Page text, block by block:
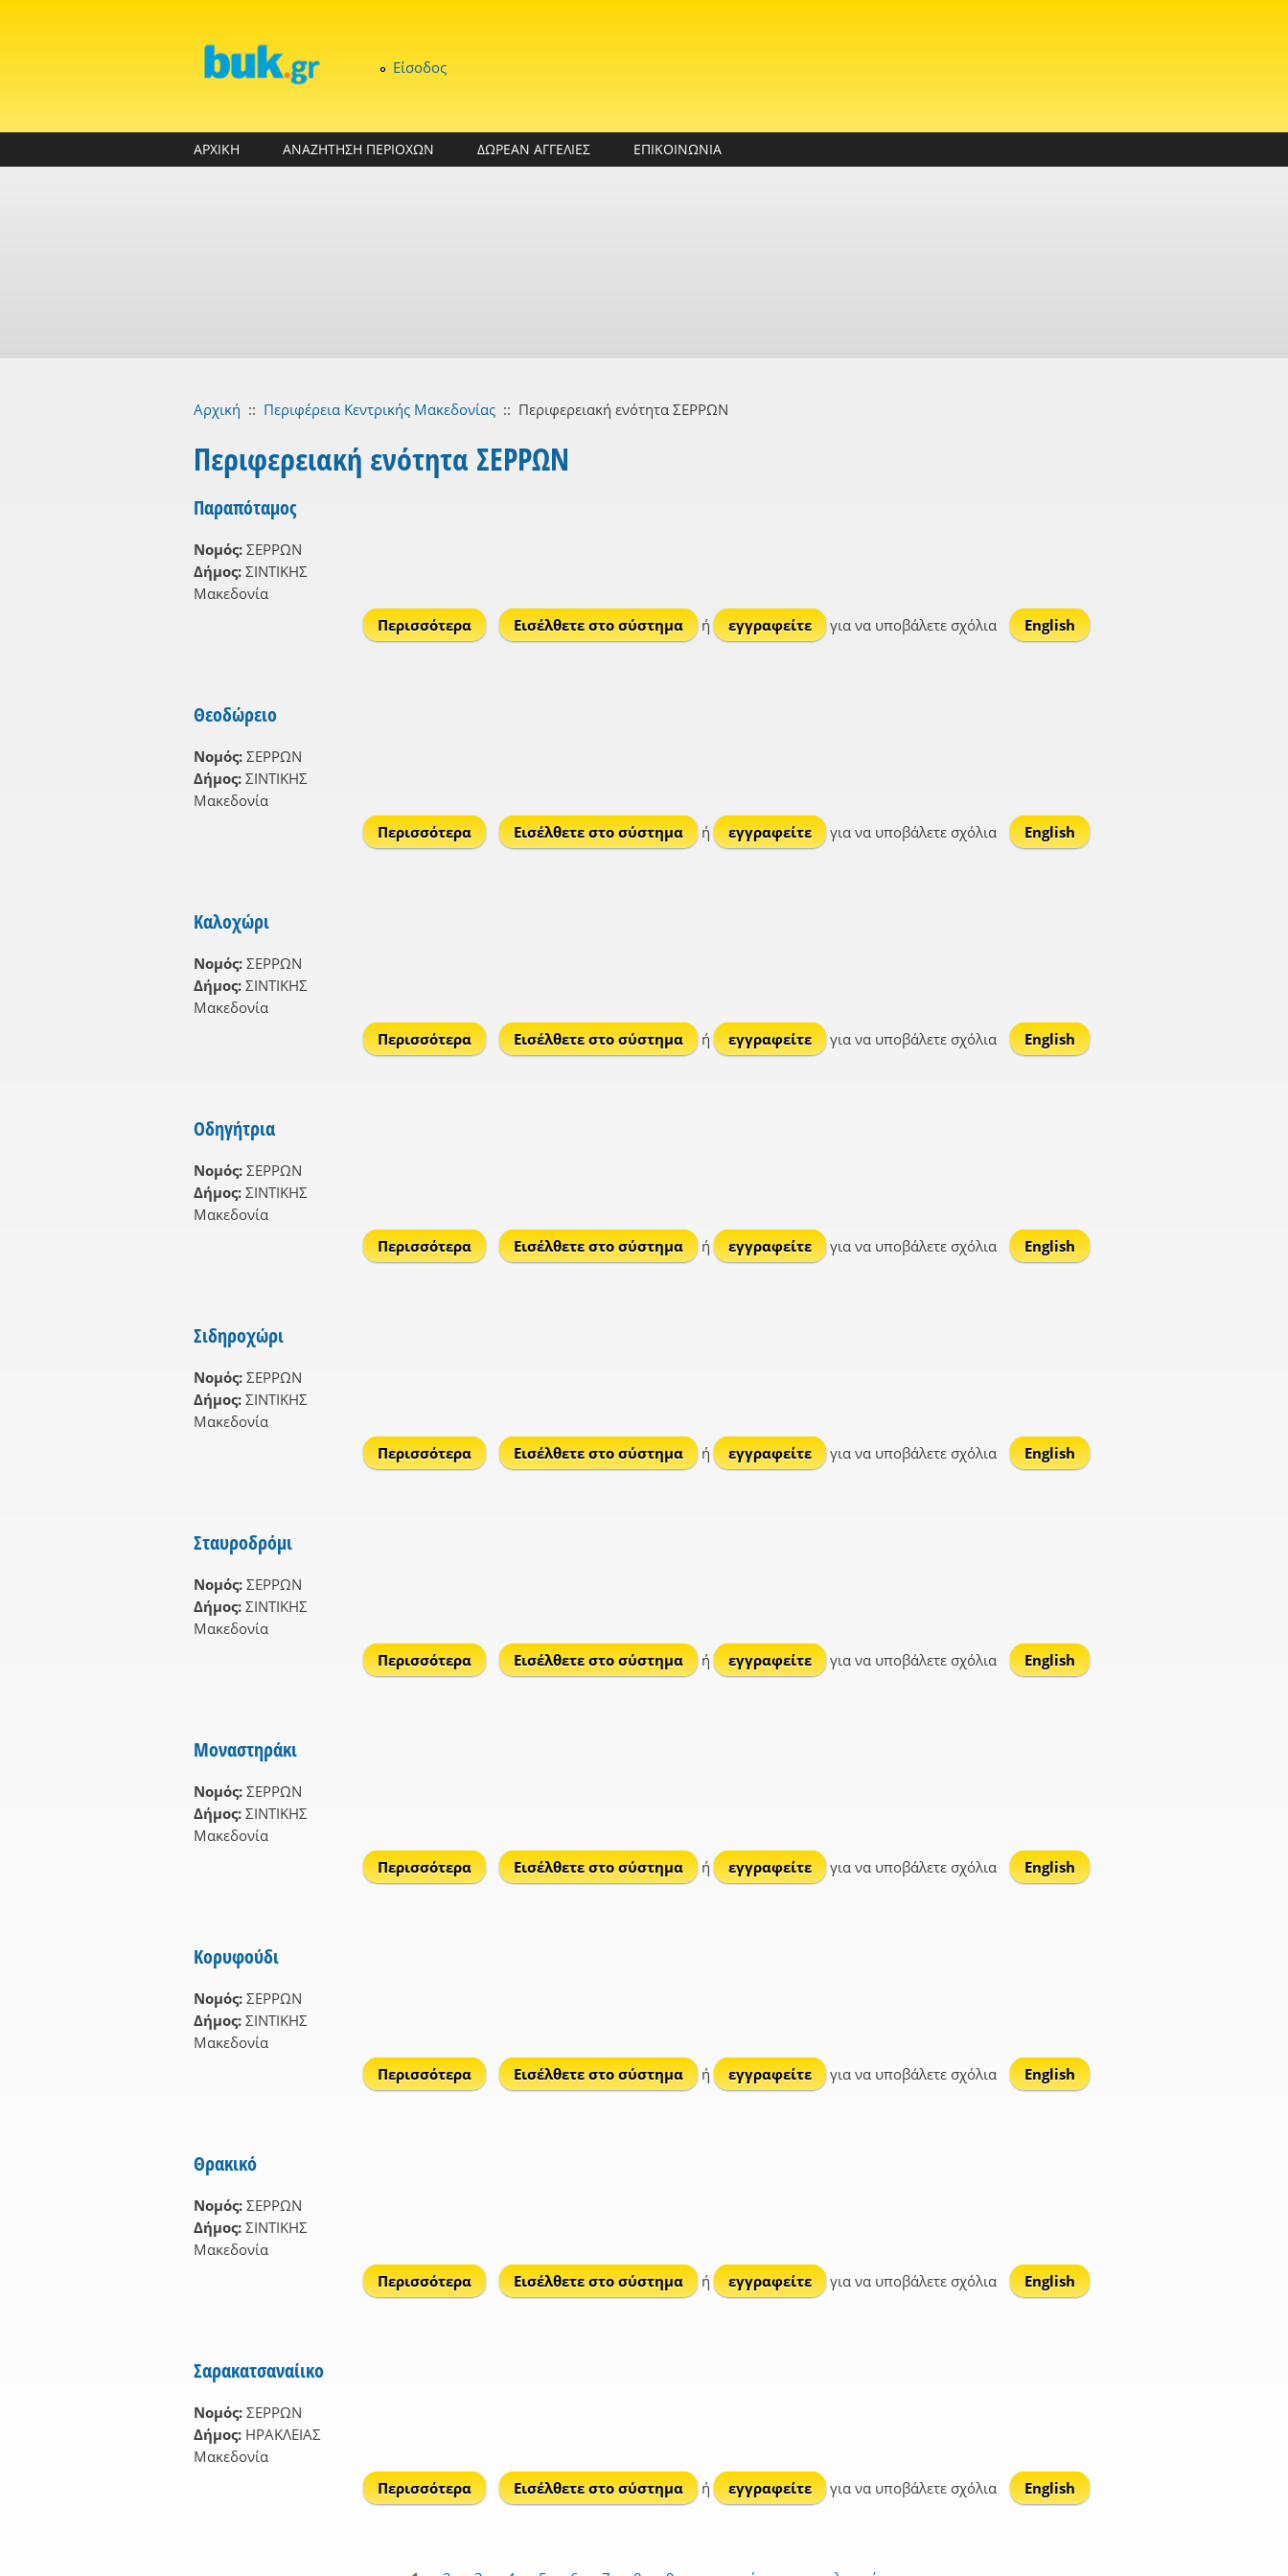
Είσοδος
ΑΡΧΙΚΗ ΑΝΑΖΗΤΗΣΗ ΠΕΡΙΟΧΩΝ ΔΩΡΕΑΝ ΑΓΓΕΛΙΕΣ ΕΠΙΚΟΙΝΩΝΙΑ
Αρχική :: Περιφέρεια Κεντρικής Μακεδονίας :: Περιφερειακή ενότητα ΣΕΡΡΩΝ
Περιφερειακή ενότητα ΣΕΡΡΩΝ
Παραπόταμος
Νομός: ΣΕΡΡΩΝ
Δήμος: ΣΙΝΤΙΚΗΣ
Μακεδονία
Περισσότεραγια Παραπόταμος
Εισέλθετε στο σύστημα ή εγγραφείτε για να υποβάλετε σχόλια English
Θεοδώρειο
Νομός: ΣΕΡΡΩΝ
Δήμος: ΣΙΝΤΙΚΗΣ
Μακεδονία
Περισσότεραγια Θεοδώρειο
Εισέλθετε στο σύστημα ή εγγραφείτε για να υποβάλετε σχόλια English
Καλοχώρι
Νομός: ΣΕΡΡΩΝ
Δήμος: ΣΙΝΤΙΚΗΣ
Μακεδονία
Περισσότεραγια Καλοχώρι
Εισέλθετε στο σύστημα ή εγγραφείτε για να υποβάλετε σχόλια English
Οδηγήτρια
Νομός: ΣΕΡΡΩΝ
Δήμος: ΣΙΝΤΙΚΗΣ
Μακεδονία
Περισσότεραγια Οδηγήτρια
Εισέλθετε στο σύστημα ή εγγραφείτε για να υποβάλετε σχόλια English
Σιδηροχώρι
Νομός: ΣΕΡΡΩΝ
Δήμος: ΣΙΝΤΙΚΗΣ
Μακεδονία
Περισσότεραγια Σιδηροχώρι
Εισέλθετε στο σύστημα ή εγγραφείτε για να υποβάλετε σχόλια English
Σταυροδρόμι
Νομός: ΣΕΡΡΩΝ
Δήμος: ΣΙΝΤΙΚΗΣ
Μακεδονία
Περισσότεραγια Σταυροδρόμι
Εισέλθετε στο σύστημα ή εγγραφείτε για να υποβάλετε σχόλια English
Μοναστηράκι
Νομός: ΣΕΡΡΩΝ
Δήμος: ΣΙΝΤΙΚΗΣ
Μακεδονία
Περισσότεραγια Μοναστηράκι
Εισέλθετε στο σύστημα ή εγγραφείτε για να υποβάλετε σχόλια English
Κορυφούδι
Νομός: ΣΕΡΡΩΝ
Δήμος: ΣΙΝΤΙΚΗΣ
Μακεδονία
Περισσότεραγια Κορυφούδι
Εισέλθετε στο σύστημα ή εγγραφείτε για να υποβάλετε σχόλια English
Θρακικό
Νομός: ΣΕΡΡΩΝ
Δήμος: ΣΙΝΤΙΚΗΣ
Μακεδονία
Περισσότεραγια Θρακικό
Εισέλθετε στο σύστημα ή εγγραφείτε για να υποβάλετε σχόλια English
Σαρακατσαναίικο
Νομός: ΣΕΡΡΩΝ
Δήμος: ΗΡΑΚΛΕΙΑΣ
Μακεδονία
Περισσότεραγια Σαρακατσαναίικο
Εισέλθετε στο σύστημα ή εγγραφείτε για να υποβάλετε σχόλια English